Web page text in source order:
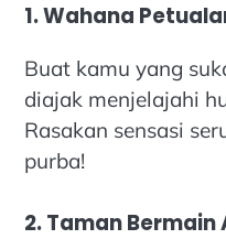
1. Wahana
Buat kamu yang
diajak menjelajahi
Rasakan sensasi
purba!
2. Taman Bermain